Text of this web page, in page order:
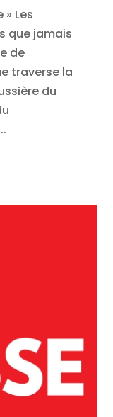
Les
que jamais
de
traverse la
du